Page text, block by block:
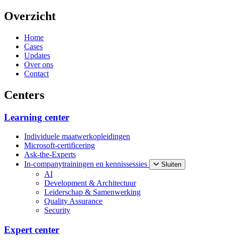
Overzicht
Home
Cases
Updates
Over ons
Contact
Centers
Learning center
Individuele maatwerkopleidingen
Microsoft-certificering
Ask-the-Experts
In-companytrainingen en kennissessies
Sluiten
AI
Development & Architectuur
Leiderschap & Samenwerking
Quality Assurance
Security
Expert center